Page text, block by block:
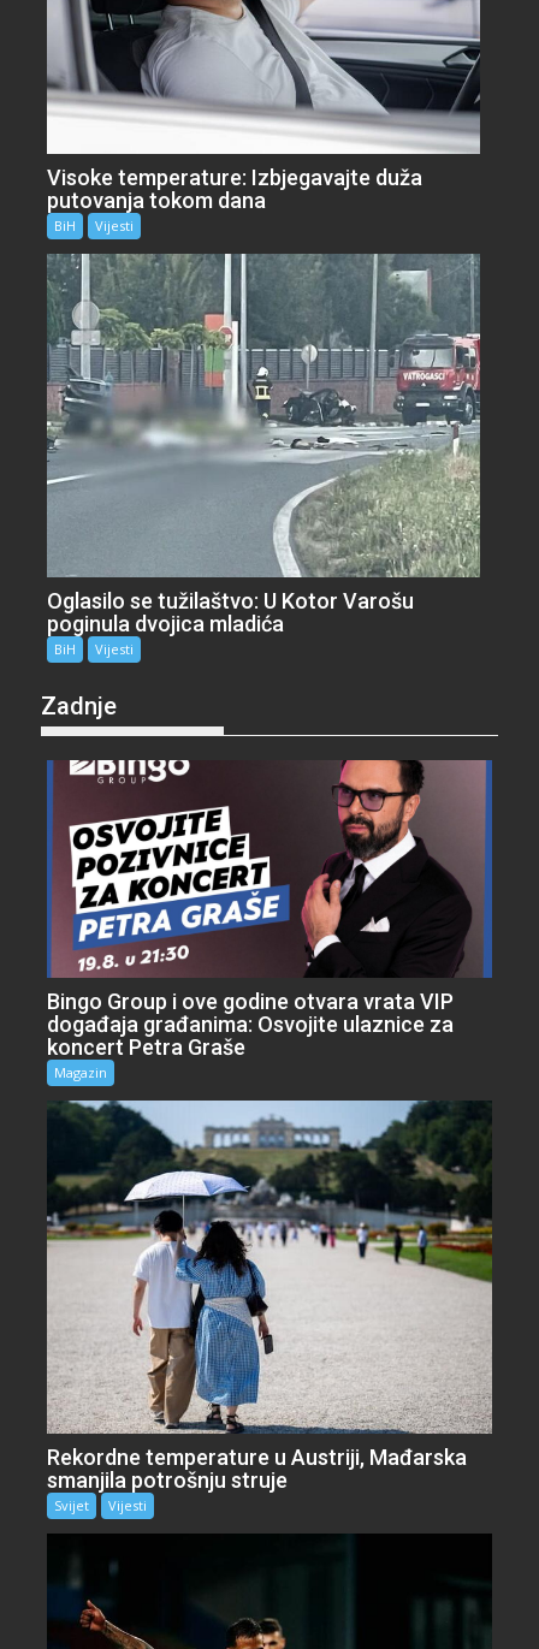
Visoke temperature: Izbjegavajte duža
putovanja tokom dana
BiH Vijesti
Oglasilo se tužilaštvo: U Kotor Varošu
poginula dvojica mladića
BiH Vijesti
Zadnje
Bingo Group i ove godine otvara vrata VIP
događaja građanima: Osvojite ulaznice za
koncert Petra Graše
Magazin
Rekordne temperature u Austriji, Mađarska
smanjila potrošnju struje
Svijet Vijesti